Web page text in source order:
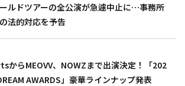
ルドツアーの全公演が急遽中止に…事務所
法的対応を予告
からMEOVV、NOWZまで出演決定！「202
AWARDS」豪華ラインナップ発表